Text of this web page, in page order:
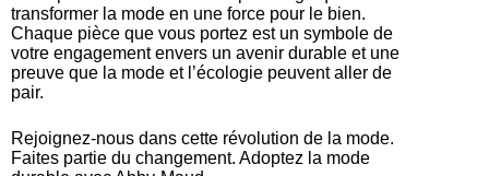
transformer la mode en une force pour le bien.
Chaque pièce que vous portez est un symbole de
votre engagement envers un avenir durable et une
preuve que la mode et l’écologie peuvent aller de
pair.
Rejoignez-nous dans cette révolution de la mode.
Faites partie du changement. Adoptez la mode